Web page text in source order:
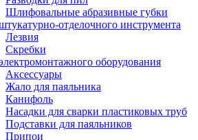
Шлифовальные абразивные губки
отделочного инструмента
Лезвия
Скребки
оборудования
Аксессуары
Жало для паяльника
Канифоль
Насадки для сварки пластиковых труб
Подставки для паяльников
Припои